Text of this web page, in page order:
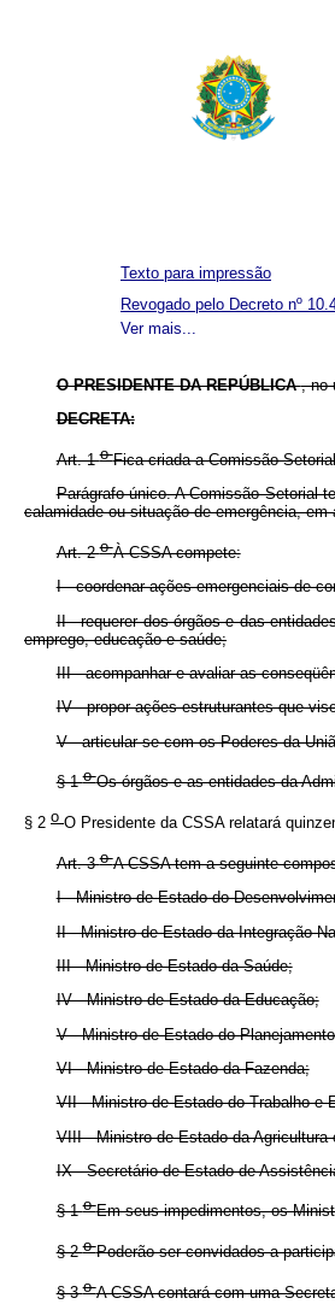
Ver mais...
Texto para impressão
Revogado pelo Decreto nº
O PRESIDENTE DA REPÚBLICA, no
DECRETA:
Art. 1oFica criada a Comissão
Parágrafo único. A Comissão Setorial
calamidade ou situação de emergência,
Art. 2oÀ CSSA compete:
I - coordenar ações emergenciais de
II - requerer dos órgãos e das
emprego, educação e saúde;
III - acompanhar e avaliar as
IV - propor ações estruturantes que
V - articular-se com os Poderes da
§ 1oOs órgãos e as entidades da
§ 2 o O Presidente da CSSA relatará
Art. 3oA CSSA tem a seguinte
I - Ministro de Estado do
II - Ministro de Estado da Integração
III - Ministro de Estado da Saúde;
IV - Ministro de Estado da Educação;
V - Ministro de Estado do
VI - Ministro de Estado da Fazenda;
VII - Ministro de Estado do Trabalho e
VIII - Ministro de Estado da Agricultura
IX - Secretário de Estado de
§ 1oEm seus impedimentos, os
§ 2oPoderão ser convidados a
§ 3oA CSSA contará com uma